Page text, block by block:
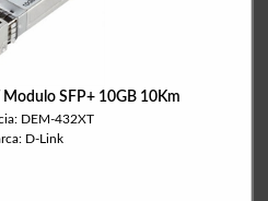
SFP+ 10GB 10Km
DEM-432XT
D-Link